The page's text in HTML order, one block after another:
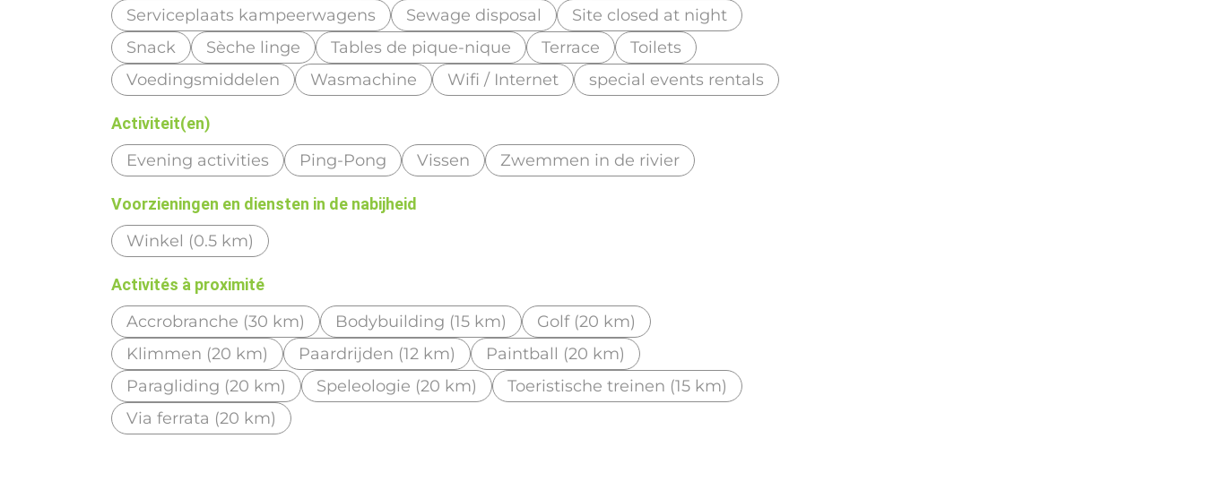
Serviceplaats kampeerwagens
Sewage disposal
Site closed at night
Snack
Sèche linge Tables de pique-nique Terrace
Toilets
Voedingsmiddelen
Wasmachine Wifi / Internet special events rentals
Activiteit(en)
Evening activities Ping-Pong Vissen Zwemmen in de rivier
Voorzieningen en diensten in de nabijheid
Winkel (0.5 km)
Activités à proximité
Accrobranche (30 km) Bodybuilding (15 km)
Golf (20 km)
Klimmen (20 km)
Paardrijden (12 km)
Paintball (20 km)
Paragliding (20 km)
Speleologie (20 km)
Toeristische treinen (15 km)
Via ferrata (20 km)